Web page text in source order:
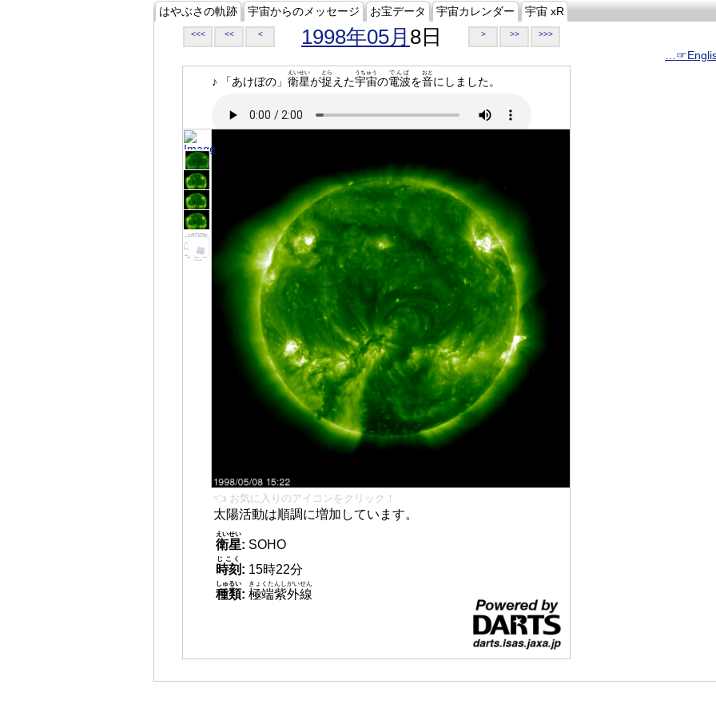
はやぶさの軌跡 宇宙からのメッセージ お宝データ 宇宙カレンダー 宇宙 xR
<<< << < 1998年05月 8日 > >> >>>
♪ 「あけぼの」 衛星
えいせい
が捉
とら
えた宇宙
うちゅう
の電波
でんぱ
を音
おと
にしました。
👈 お気に入りのアイコンをクリック！
太陽活動は順調に増加しています。
衛星
えいせい
: SOHO
時刻
じこく
: 15時22分
種類
しゅるい
: 極端紫外線
きょくたんしがいせん